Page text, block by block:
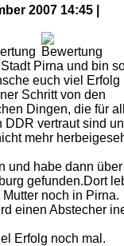
2007 14:45 |
Pirna und bin
euch viel Erfolg
Schritt von den
Dingen, die für
DDR vertraut sind
mehr
und habe dann über
gefunden.Dort
noch in Pirna.
einen Abstecher
Erfolg noch mal.